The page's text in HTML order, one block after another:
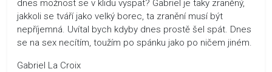
dnes možnost se v klidu vyspat? Gabriel je taky zraněný,
jakkoli se tváří jako velký borec, ta zranění musí být
nepříjemná. Uvítal bych kdyby dnes prostě šel spát. Dnes
se na sex necítím, toužím po spánku jako po ničem jiném.
Gabriel La Croix